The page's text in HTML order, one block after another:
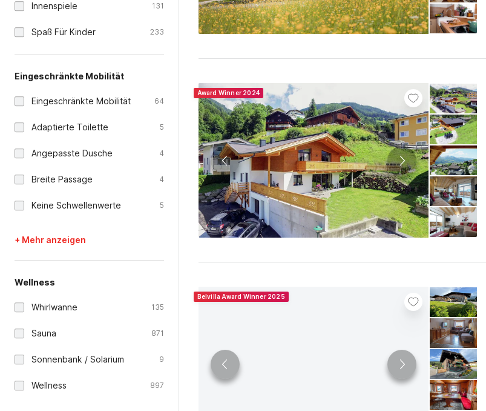
Innenspiele 131
Spaß Für Kinder 233
Eingeschränkte Mobilität
Eingeschränkte Mobilität 64
Adaptierte Toilette 5
Angepasste Dusche 4
Breite Passage 4
Keine Schwellenwerte 5
+ Mehr anzeigen
Wellness
Whirlwanne 135
Sauna 871
Sonnenbank / Solarium 9
Wellness 897
Award Winner 2024
Belvilla Award Winner 2025